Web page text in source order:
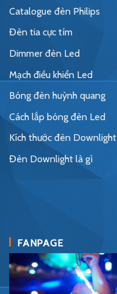
Catalogue đèn Philips
Đèn tia cực tím
Dimmer đèn Led
Mạch điều khiển Led
Bóng đèn huỳnh quang
Cách lắp bóng đèn Led
Kích thước đèn Downlight
Đèn Downlight là gì
FANPAGE